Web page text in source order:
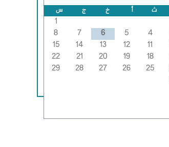
ث أ خ ج س
1
4
5
6
7
8
11
12
13
14
15
18
19
20
21
22
25
26
27
28
29